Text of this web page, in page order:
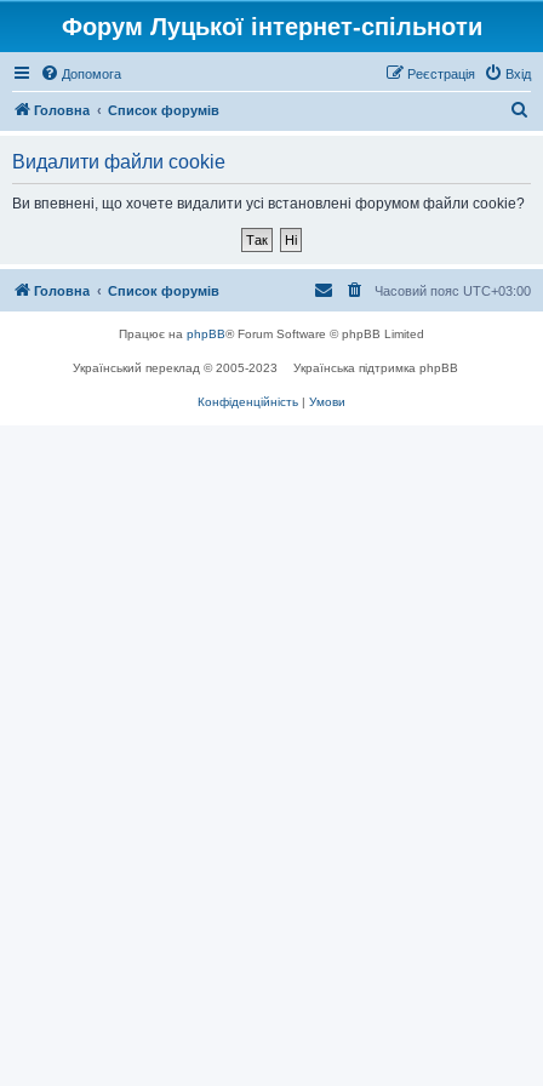
Форум Луцької інтернет-спільноти
Допомога Вхід
Реєстрація
Головна Список форумів
Видалити файли cookie
Ви впевнені, що хочете видалити усі встановлені форумом файли cookie?
Головна Список форумів Часовий пояс UTC+03:00
Працює на phpBB® Forum Software © phpBB Limited
Український переклад © 2005-2023 Українська підтримка phpBB
Конфіденційність | Умови